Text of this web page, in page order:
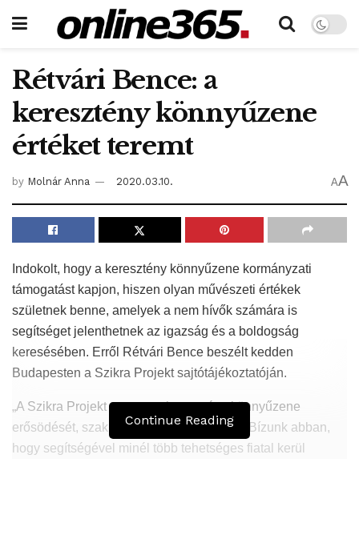
Rétvári Bence: a
keresztény könnyűzene
értéket teremt
by Molnár Anna 2020.03.10. AA
Indokolt, hogy a keresztény könnyűzene kormányzati
támogatást kapjon, hiszen olyan művészeti értékek
születnek benne, amelyek a nem hívők számára is
segítséget jelenthetnek az igazság és a boldogság
keresésében. Erről Rétvári Bence beszélt kedden
Budapesten a Szikra Projekt sajtótájékoztatóján.
„A Szikra Projekt a magyar keresztény könnyűzene
erősödését, szakmai fejlődését szolgálja. Bízunk abban,
hogy segítségével minél több tehetséges fiatal kerül
Continue Reading